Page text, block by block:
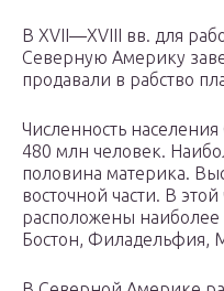
В XVII—XVIII вв. для
Северную Америку
продавали в рабство
Численность
480 млн человек.
половина материка.
восточной части. В
расположены
Бостон, Филадельфия,